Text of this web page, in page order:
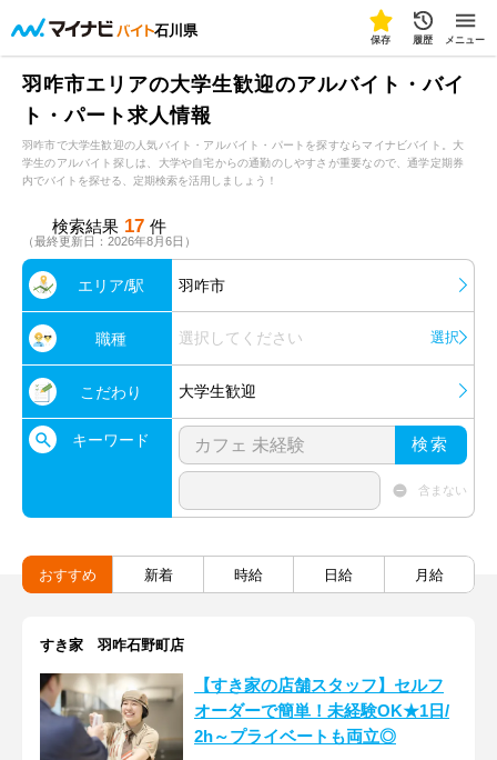
石川県
保存 履歴 メニュー
羽咋市エリアの大学生歓迎のアルバイト・バイ
ト・パート求人情報
羽咋市で大学生歓迎の人気バイト・アルバイト・パートを探すならマイナビバイト。大
学生のアルバイト探しは、大学や自宅からの通勤のしやすさが重要なので、通学定期券
内でバイトを探せる、定期検索を活用しましょう！
検索結果 17 件
（最終更新日：2026年8月6日）
エリア/駅 羽咋市
職種 選択してください 選択
こだわり 大学生歓迎
キーワード 検索
含まない
おすすめ 新着 時給 日給 月給
すき家 羽咋石野町店
【すき家の店舗スタッフ】セルフ
オーダーで簡単！未経験OK★1日/
2h～プライベートも両立◎